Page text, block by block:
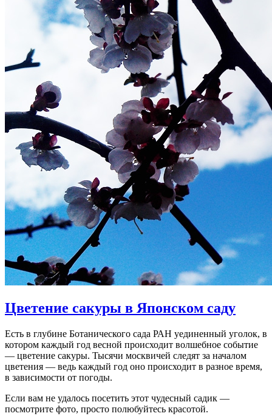
Цветение сакуры в Японском саду
Есть в глубине Ботанического сада РАН уединенный уголок, в
котором каждый год весной происходит волшебное событие
— цветение сакуры. Тысячи москвичей следят за началом
цветения — ведь каждый год оно происходит в разное время,
в зависимости от погоды.
Если вам не удалось посетить этот чудесный садик —
посмотрите фото, просто полюбуйтесь красотой.